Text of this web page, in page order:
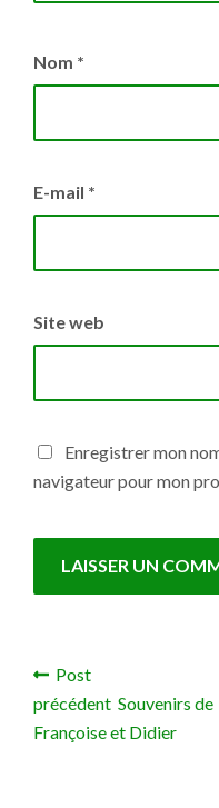
Nom *
E-mail *
Site web
Enregistrer mon
navigateur pour mon
Navigation
Post
précédent Souvenirs de
Françoise et Didier